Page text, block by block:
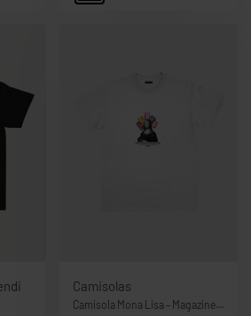
Camisolas
Camisola Mona Lisa – Magazine Letter